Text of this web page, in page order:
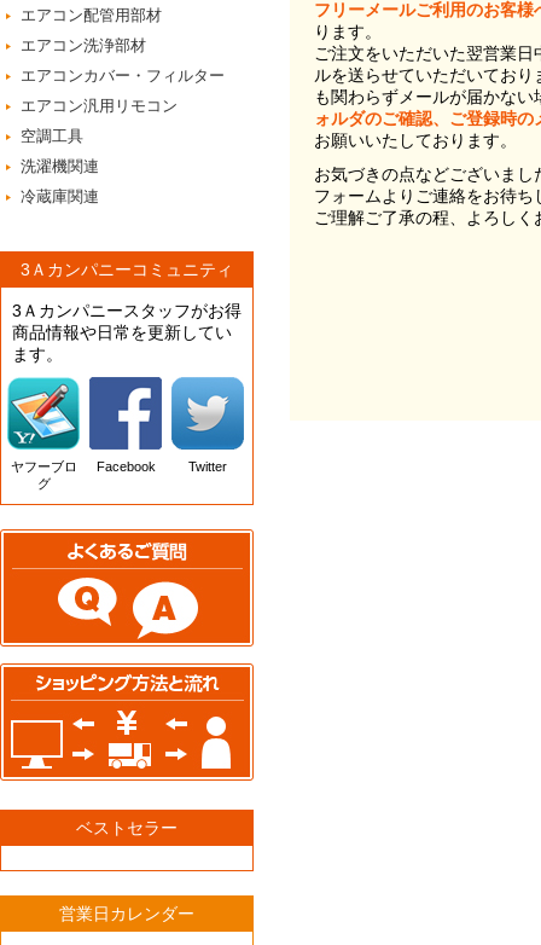
エアコン配管用部材
エアコン洗浄部材
エアコンカバー・フィルター
エアコン汎用リモコン
空調工具
洗濯機関連
冷蔵庫関連
3Ａカンパニーコミュニティ
3Ａカンパニースタッフがお得
商品情報や日常を更新してい
ます。
ヤフーブロ
グ
Facebook Twitter
ベストセラー
営業日カレンダー
フリーメールご利用のお客様
ります。
ご注文をいただいた翌営業
ルを送らせていただいてお
も関わらずメールが届かない
ォルダのご確認、ご登録時
お願いいたしております。
お気づきの点などございま
フォームよりご連絡をお待ち
ご理解ご了承の程、よろし